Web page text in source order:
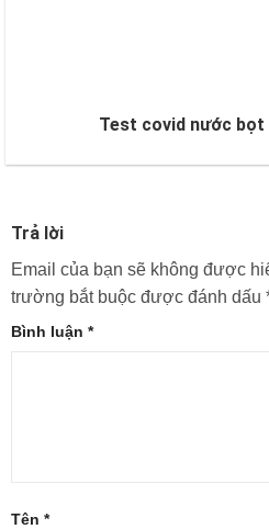
Test covid nước bọt
Trả lời
Email của bạn sẽ không được
trường bắt buộc được đánh dấu
Bình luận *
Tên *